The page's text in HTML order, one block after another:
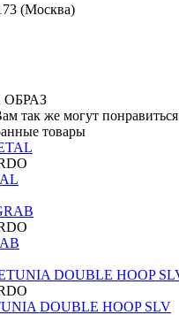
(Москва)
так же могут понравиться
товары
DOUBLE HOOP SLV